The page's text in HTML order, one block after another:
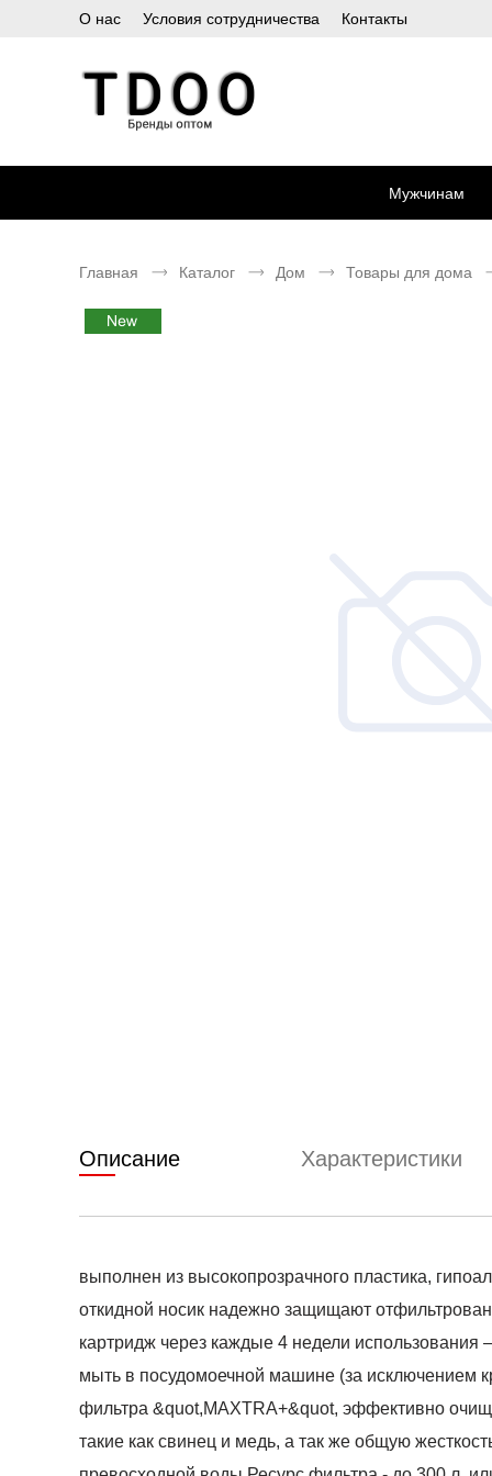
О нас Условия сотрудничества Контакты
Мужчинам
Главная Каталог Дом Товары для дома
Описание Характеристики
выполнен из высокопрозрачного пластика,
откидной носик надежно защищают
картридж через каждые 4 недели
мыть в посудомоечной машине (за исключением
фильтра &quot,MAXTRA+&quot, эффективно
такие как свинец и медь, а так же общую